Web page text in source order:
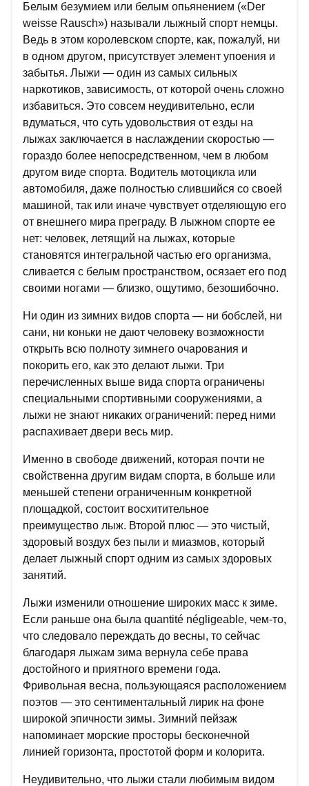
Белым безумием или белым опьянением («Der
weisse Rausch») называли лыжный спорт немцы.
Ведь в этом королевском спорте, как, пожалуй, ни
в одном другом, присутствует элемент упоения и
забытья. Лыжи — один из самых сильных
наркотиков, зависимость, от которой очень сложно
избавиться. Это совсем неудивительно, если
вдуматься, что суть удовольствия от езды на
лыжах заключается в наслаждении скоростью —
гораздо более непосредственном, чем в любом
другом виде спорта. Водитель мотоцикла или
автомобиля, даже полностью слившийся со своей
машиной, так или иначе чувствует отделяющую его
от внешнего мира преграду. В лыжном спорте ее
нет: человек, летящий на лыжах, которые
становятся интегральной частью его организма,
сливается с белым пространством, осязает его под
своими ногами — близко, ощутимо, безошибочно.
Ни один из зимних видов спорта — ни бобслей, ни
сани, ни коньки не дают человеку возможности
открыть всю полноту зимнего очарования и
покорить его, как это делают лыжи. Три
перечисленных выше вида спорта ограничены
специальными спортивными сооружениями, а
лыжи не знают никаких ограничений: перед ними
распахивает двери весь мир.
Именно в свободе движений, которая почти не
свойственна другим видам спорта, в больше или
меньшей степени ограниченным конкретной
площадкой, состоит восхитительное
преимущество лыж. Второй плюс — это чистый,
здоровый воздух без пыли и миазмов, который
делает лыжный спорт одним из самых здоровых
занятий.
Лыжи изменили отношение широких масс к зиме.
Если раньше она была quantité négligeable, чем-то,
что следовало переждать до весны, то сейчас
благодаря лыжам зима вернула себе права
достойного и приятного времени года.
Фривольная весна, пользующаяся расположением
поэтов — это сентиментальный лирик на фоне
широкой эпичности зимы. Зимний пейзаж
напоминает морские просторы бесконечной
линией горизонта, простотой форм и колорита.
Неудивительно, что лыжи стали любимым видом